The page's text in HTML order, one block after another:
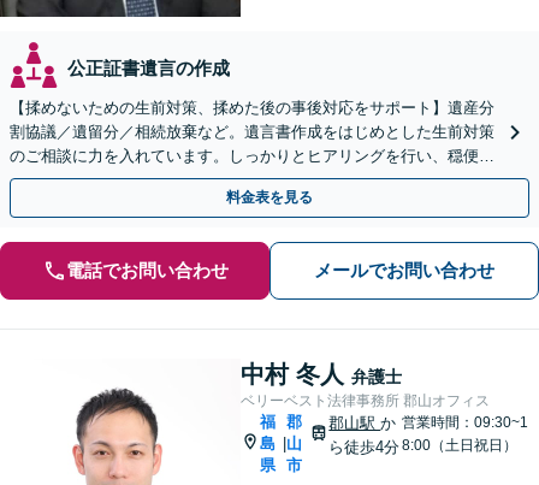
公正証書遺言の作成
【揉めないための生前対策、揉めた後の事後対応をサポート】遺産分
割協議／遺留分／相続放棄など。遺言書作成をはじめとした生前対策
のご相談に力を入れています。しっかりとヒアリングを行い、穏便な
解決のため最適なアドバイスを致します。【分割払い可能】
料金表を見る
電話でお問い合わせ メールでお問い合わせ
中村 冬人 弁護士
ベリーベスト法律事務所 郡山オフィス
福
島
県
郡
山
市
郡山駅か
ら徒歩4分
営業時間：09:30~1
8:00（土日祝日）